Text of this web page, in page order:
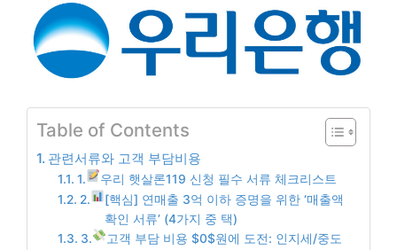
Table of Contents
관련서류와 고객 부담비용
1.
우리 햇살론119 신청 필수 서류 체크리스트
2.
[핵심] 연매출 3억 이하 증명을 위한 ‘매출액
확인 서류’ (4가지 중 택)
3.
고객 부담 비용 $0$원에 도전: 인지세/중도